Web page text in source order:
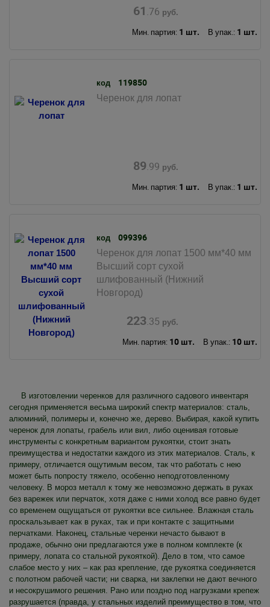
61.76 руб.
Мин. партия: 1 шт. В упак.: 1 шт.
код 119850
Черенок для лопат
89.99 руб.
Мин. партия: 1 шт. В упак.: 1 шт.
код 099396
Черенок для лопат 1500 мм*40 мм
Высший сорт сухой
шлифованный (Нижний
Новгород)
223.35 руб.
Мин. партия: 10 шт. В упак.: 10 шт.
В изготовлении черенков для различного садового инвентаря
сегодня применяется весьма широкий спектр материалов: сталь,
алюминий, полимеры и, конечно же, дерево. Выбирая, какой купить
черенок для лопаты, грабель или вил, либо оценивая готовые
инструменты с конкретным вариантом рукоятки, стоит знать
преимущества и недостатки каждого из этих материалов. Сталь, к
примеру, отличается ощутимым весом, так что работать с нею
может быть попросту тяжело, особенно неподготовленному
человеку. В мороз металл к тому же невозможно держать в руках
без варежек или перчаток, хотя даже с ними холод все равно будет
со временем ощущаться от рукоятки все сильнее. Влажная сталь
проскальзывает как в руках, так и при контакте с защитными
перчатками. Наконец, стальные черенки нечасто бывают в
продаже, обычно они предлагаются уже в полном комплекте (к
примеру, лопата со стальной рукояткой). Дело в том, что самое
слабое место у них – как раз крепление, где рукоятка соединяется
с полотном рабочей части; ни сварка, ни заклепки не дают вечного
и несокрушимого решения. Рано или поздно под нагрузками крепеж
разрушается (правда, у стальных изделий преимущество в том, что